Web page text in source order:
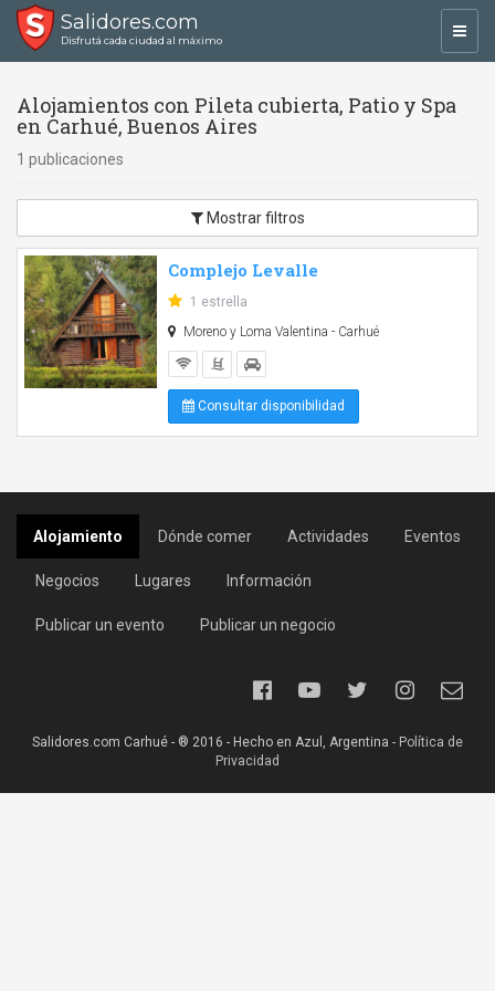
Salidores.com
Disfrutá cada ciudad al máximo
Alojamientos con Pileta cubierta, Patio y Spa
en Carhué, Buenos Aires
1 publicaciones
Mostrar filtros
Complejo Levalle
1 estrella
Moreno y Loma Valentina - Carhué
Consultar disponibilidad
Alojamiento Dónde comer Actividades Eventos
Negocios Lugares Información
Publicar un evento Publicar un negocio
Salidores.com Carhué - ® 2016 - Hecho en Azul, Argentina - Política de
Privacidad